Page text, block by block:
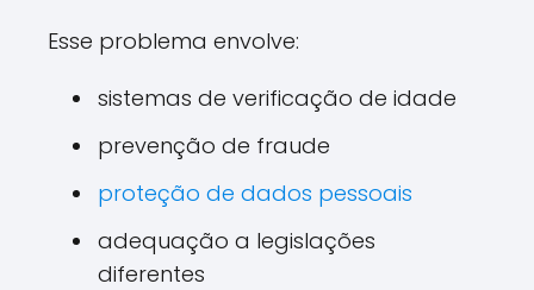
Esse problema envolve:
sistemas de verificação de idade
prevenção de fraude
proteção de dados pessoais
adequação a legislações
diferentes